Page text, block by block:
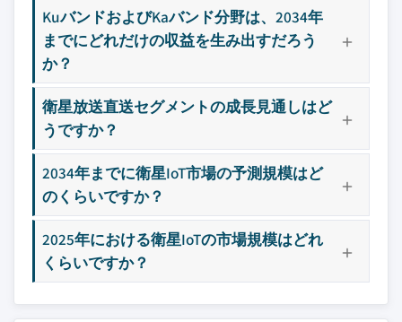
KuバンドおよびKaバンド分野は、2034年
までにどれだけの収益を生み出すだろう
か？
衛星放送直送セグメントの成長見通しはど
うですか？
2034年までに衛星IoT市場の予測規模はど
のくらいですか？
2025年における衛星IoTの市場規模はどれ
くらいですか？